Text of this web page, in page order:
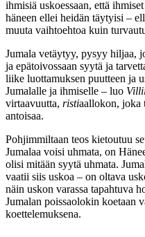
ihmisiä uskoessaan, että
häneen ellei heidän täytyisi –
muuta vaihtoehtoa kuin
Jumala vetäytyy, pysyy hiljaa,
ja epätoivossaan syytä ja
liike luottamuksen puutteen ja
Jumalalle ja ihmiselle – luo
virtaavuutta, ristiaallokon, joka
antoisaa.
Pohjimmiltaan teos kietoutuu
Jumalaa voisi uhmata, on
olisi mitään syytä uhmata.
vaatii siis uskoa – on oltava
näin uskon varassa tapahtuva
Jumalan poissaolokin koetaan
koettelemuksena.